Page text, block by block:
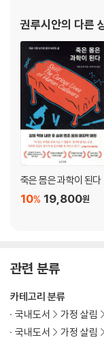
Hark! (2020): 앤드류
I Dream of
Chapter 3 재즈 & 클래
A Jolly Christmas
Ella Wishes You a
The Dean Martin
The Nutcracker
What a Wonderful
A Legendary
Big Band Holidays II
Chapter 4 선물 포장
최고의 크리스마스 칵테
크리스마스 시즌을 위
간단하게 만드는 칵테
권루시안의 다른
죽은 몸은 과학이 된다
19,800원
10%
관련 분류
카테고리 분류
국내도서
가정 살림
국내도서
가정 살림